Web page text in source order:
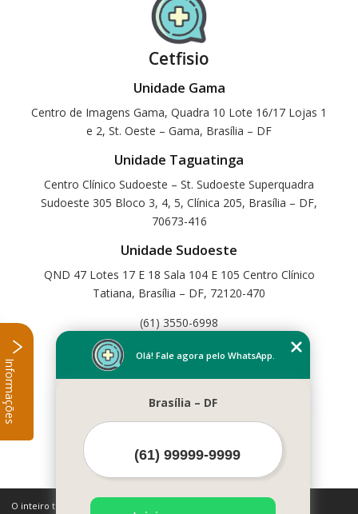
Cetfisio
Unidade Gama
Centro de Imagens Gama, Quadra 10 Lote 16/17 Lojas 1
e 2, St. Oeste – Gama, Brasília – DF
Unidade Taguatinga
Centro Clínico Sudoeste – St. Sudoeste Superquadra
Sudoeste 305 Bloco 3, 4, 5, Clínica 205, Brasília – DF,
70673-416
Unidade Sudoeste
QND 47 Lotes 17 E 18 Sala 104 E 105 Centro Clínico
Tatiana, Brasília – DF, 72120-470
(61) 3550-6998
Home
Serviços
Contato
Mais Serviços
O inteiro teor deste site está sujeito à proteção de direitos autorais.
Olá! Fale agora pelo WhatsApp.
Brasília – DF
Informações